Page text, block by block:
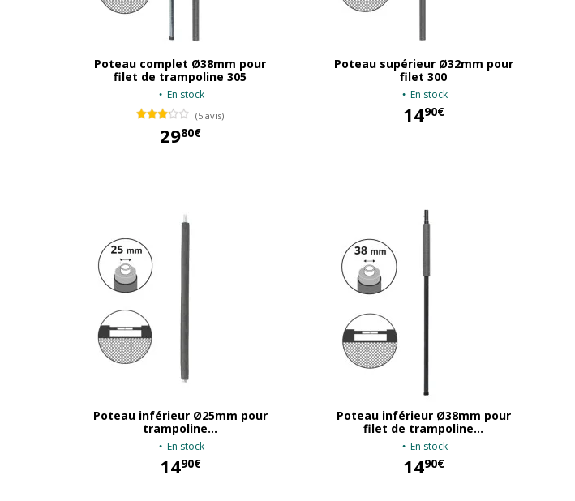
Poteau complet Ø38mm pour
filet de trampoline 305
En stock
(5 avis)
2980€
Poteau supérieur Ø32mm pour
filet 300
En stock
1490€
Poteau inférieur Ø25mm pour
trampoline...
En stock
1490€
Poteau inférieur Ø38mm pour
filet de trampoline...
En stock
1490€